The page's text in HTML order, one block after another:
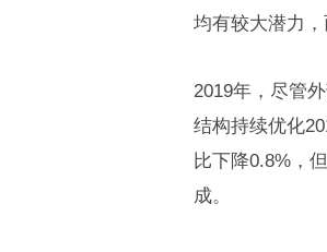
均有较大潜力，
2019年，尽管
结构持续优化
比下降0.8%，
成。